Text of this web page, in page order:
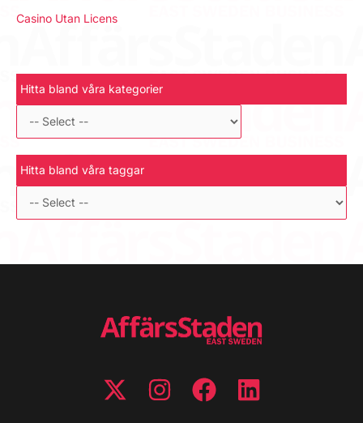
Casino Utan Licens
Hitta bland våra kategorier
Hitta bland våra taggar